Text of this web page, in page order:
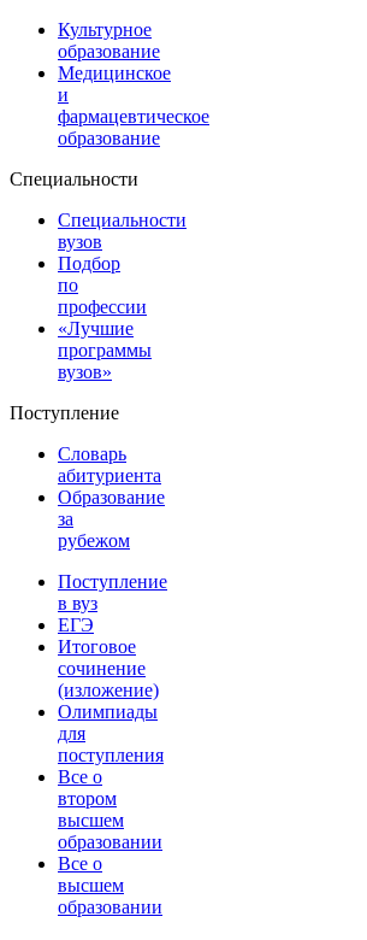
Культурное
образование
Медицинское
и
фармацевтическое
образование
Специальности
Специальности
вузов
Подбор
по
профессии
«Лучшие
программы
вузов»
Поступление
Словарь
абитуриента
Образование
за
рубежом
Поступление
в вуз
ЕГЭ
Итоговое
сочинение
(изложение)
Олимпиады
для
поступления
Все о
втором
высшем
образовании
Все о
высшем
образовании